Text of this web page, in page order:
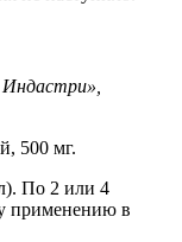
500 мг.
По 2 или 4
применению в